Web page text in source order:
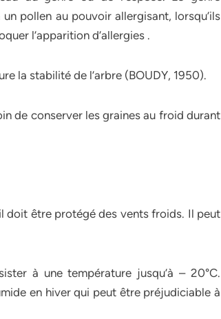
pollen au pouvoir allergisant, lorsqu’ils
l’apparition d’allergies .
la stabilité de l’arbre (BOUDY, 1950).
de conserver les graines au froid durant
doit être protégé des vents froids. Il peut
à une température jusqu’à – 20°C.
en hiver qui peut être préjudiciable à